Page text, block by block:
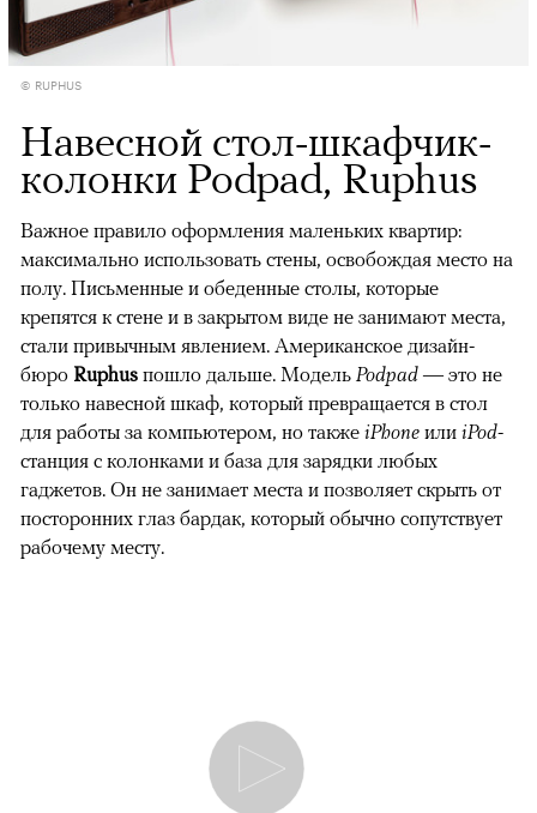
© RUPHUS
Навесной стол-шкафчик-
колонки Podpad, Ruphus
Важное правило оформления маленьких квартир:
максимально использовать стены, освобождая место на
полу. Письменные и обеденные столы, которые
крепятся к стене и в закрытом виде не занимают места,
стали привычным явлением. Американское дизайн-
бюро Ruphus пошло дальше. Модель Podpad — это не
только навесной шкаф, который превращается в стол
для работы за компьютером, но также iPhone или iPod-
станция с колонками и база для зарядки любых
гаджетов. Он не занимает места и позволяет скрыть от
посторонних глаз бардак, который обычно сопутствует
рабочему месту.